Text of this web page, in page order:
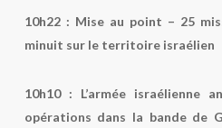
10h22 : Mise au point – 25
minuit sur le territoire israélien
10h10 : L’armée israélienne
opérations dans la bande de